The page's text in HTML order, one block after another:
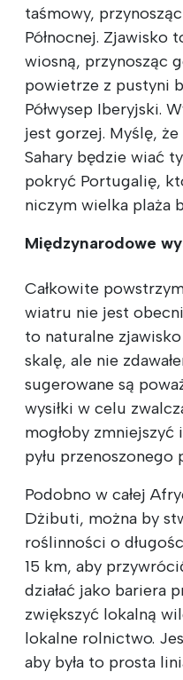
taśmowy,
Północnej. Zjawisko
wiosną, przynosząc
powietrze z pustyni
Półwysep Iberyjski.
jest gorzej. Myślę,
Sahary będzie wiać
pokryć Portugalię,
niczym wielka plaża
Międzynarodowe
Całkowite
wiatru nie jest
to naturalne
skalę, ale nie
sugerowane są
wysiłki w celu
mogłoby zmniejszyć
pyłu przenoszonego
Podobno w całej
Dżibuti, można by
roślinności o
15 km, aby
działać jako bariera
zwiększyć lokalną
lokalne rolnictwo.
aby była to prosta